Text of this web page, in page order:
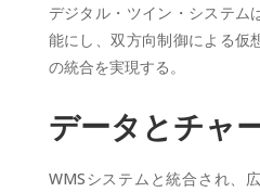
デジタル・ツイン・システム
能にし、双方向制御による仮
の統合を実現する。
データとチャ
WMSシステムと統合され、